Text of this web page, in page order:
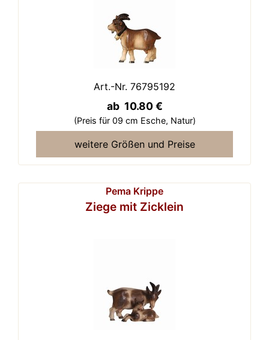
Art.-Nr. 76795192
ab 10.80 €
(Preis für 09 cm Esche, Natur)
weitere Größen und Preise
Pema Krippe
Ziege mit Zicklein